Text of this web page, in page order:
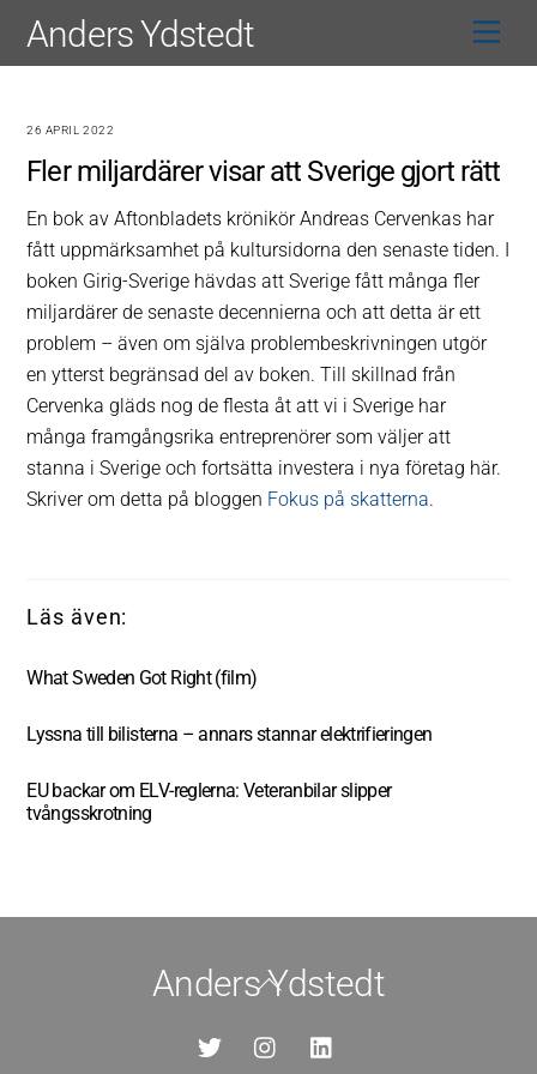
Anders Ydstedt
26 APRIL 2022
Fler miljardärer visar att Sverige gjort rätt
En bok av Aftonbladets krönikör Andreas Cervenkas har
fått uppmärksamhet på kultursidorna den senaste tiden. I
boken Girig-Sverige hävdas att Sverige fått många fler
miljardärer de senaste decennierna och att detta är ett
problem – även om själva problembeskrivningen utgör
en ytterst begränsad del av boken. Till skillnad från
Cervenka gläds nog de flesta åt att vi i Sverige har
många framgångsrika entreprenörer som väljer att
stanna i Sverige och fortsätta investera i nya företag här.
Skriver om detta på bloggen Fokus på skatterna.
What Sweden Got Right (film)
Lyssna till bilisterna – annars stannar elektrifieringen
EU backar om ELV-reglerna: Veteranbilar slipper
tvångsskrotning
Back
Top
Anders Ydstedt